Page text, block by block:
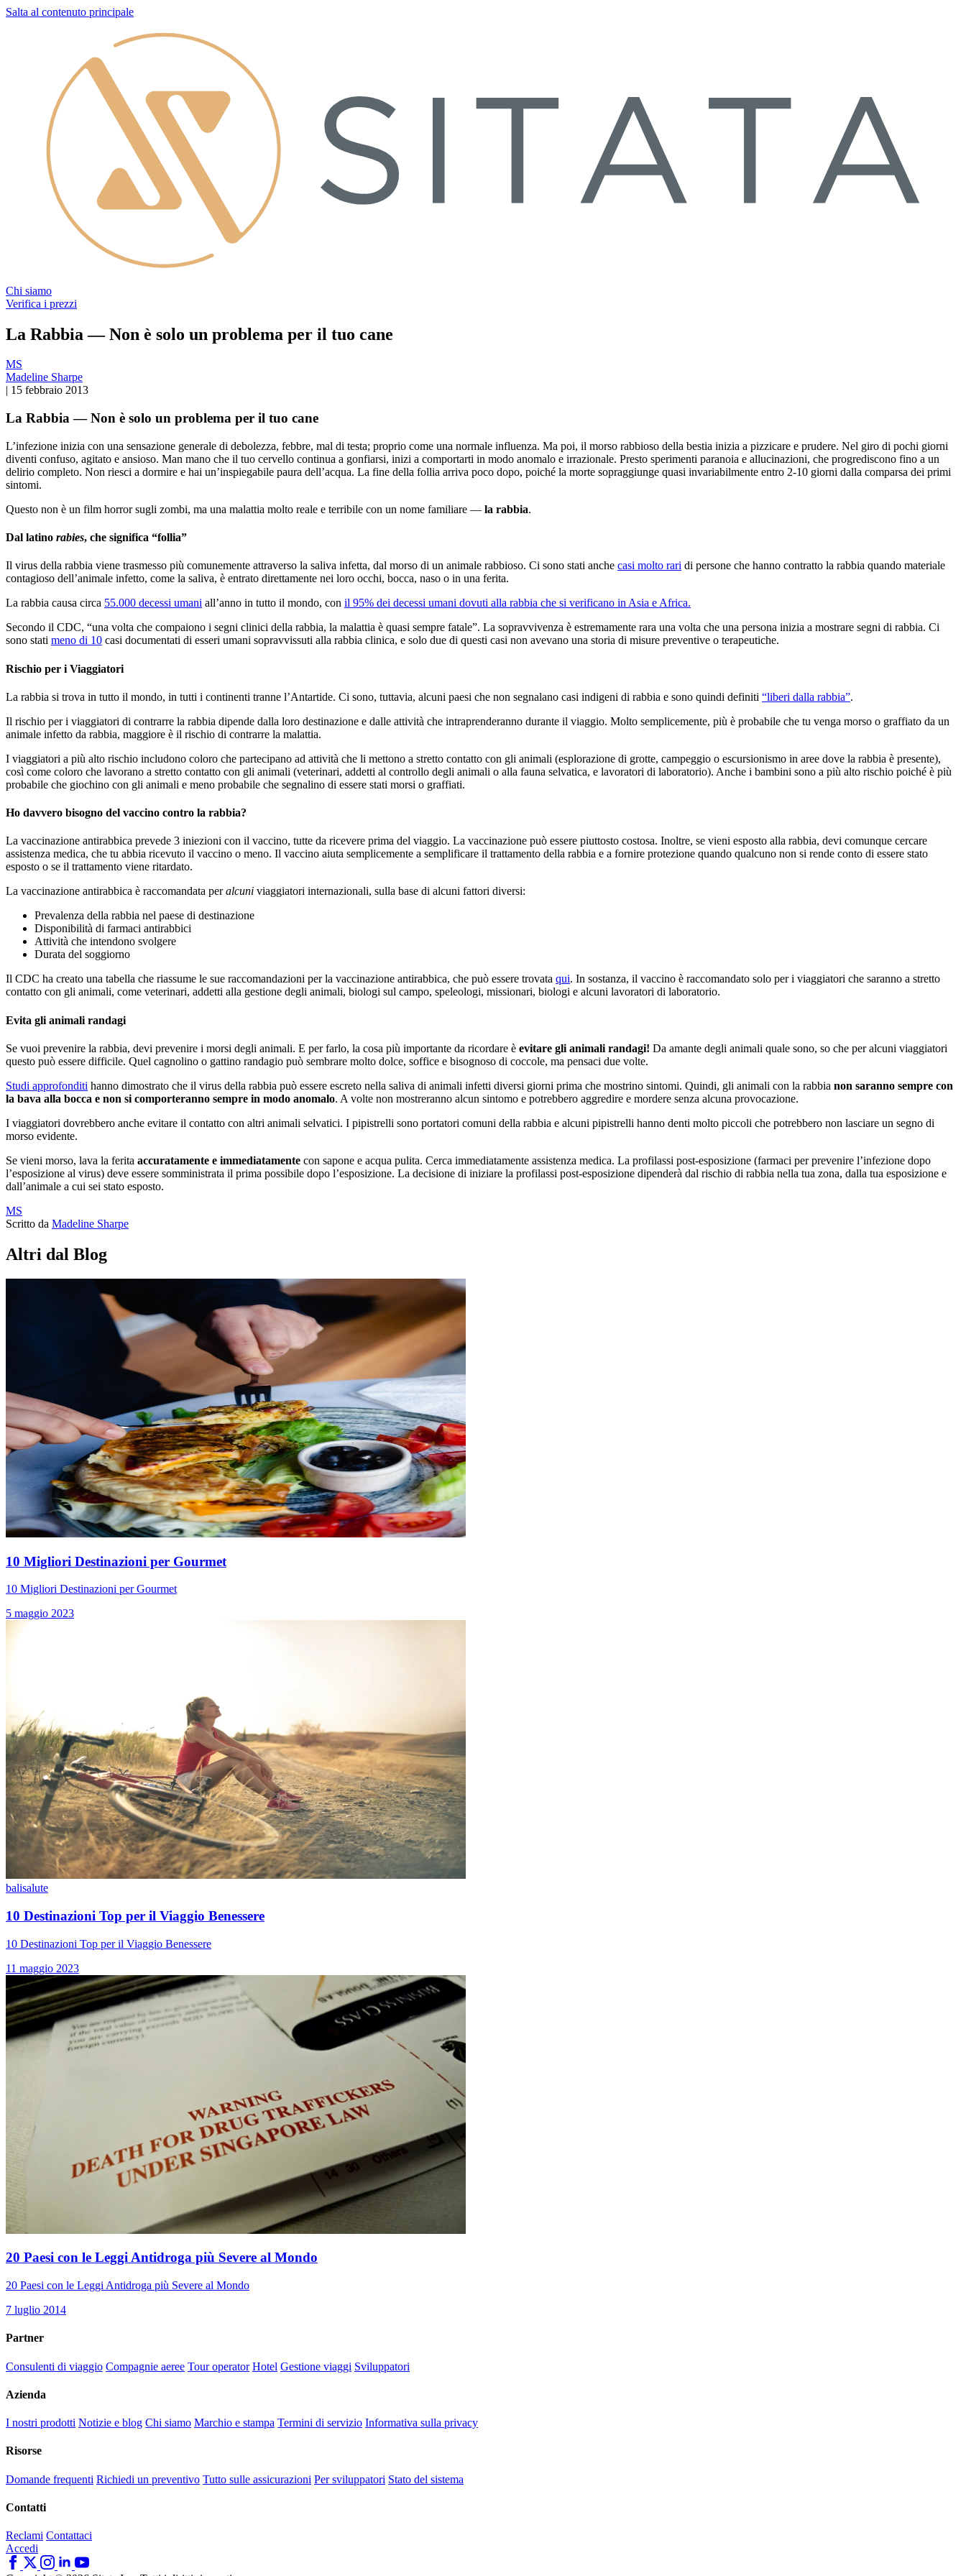
Salta al contenuto principale
Chi siamo
Verifica i prezzi
La Rabbia — Non è solo un problema per il tuo cane
MS
Madeline Sharpe
| 15 febbraio 2013
La Rabbia — Non è solo un problema per il tuo cane
L’infezione inizia con una sensazione generale di debolezza, febbre, mal di testa; proprio come una normale influenza. Ma poi, il morso rabbioso della bestia inizia a pizzicare e prudere. Nel giro di pochi giorni
diventi confuso, agitato e ansioso. Man mano che il tuo cervello continua a gonfiarsi, inizi a comportarti in modo anomalo e irrazionale. Presto sperimenti paranoia e allucinazioni, che progrediscono fino a un
delirio completo. Non riesci a dormire e hai un’inspiegabile paura dell’acqua. La fine della follia arriva poco dopo, poiché la morte sopraggiunge quasi invariabilmente entro 2-10 giorni dalla comparsa dei primi
sintomi.
Questo non è un film horror sugli zombi, ma una malattia molto reale e terribile con un nome familiare — la rabbia.
Dal latino rabies, che significa “follia”
Il virus della rabbia viene trasmesso più comunemente attraverso la saliva infetta, dal morso di un animale rabbioso. Ci sono stati anche casi molto rari di persone che hanno contratto la rabbia quando materiale
contagioso dell’animale infetto, come la saliva, è entrato direttamente nei loro occhi, bocca, naso o in una ferita.
La rabbia causa circa 55.000 decessi umani all’anno in tutto il mondo, con il 95% dei decessi umani dovuti alla rabbia che si verificano in Asia e Africa.
Secondo il CDC, “una volta che compaiono i segni clinici della rabbia, la malattia è quasi sempre fatale”. La sopravvivenza è estremamente rara una volta che una persona inizia a mostrare segni di rabbia. Ci
sono stati meno di 10 casi documentati di esseri umani sopravvissuti alla rabbia clinica, e solo due di questi casi non avevano una storia di misure preventive o terapeutiche.
Rischio per i Viaggiatori
La rabbia si trova in tutto il mondo, in tutti i continenti tranne l’Antartide. Ci sono, tuttavia, alcuni paesi che non segnalano casi indigeni di rabbia e sono quindi definiti “liberi dalla rabbia”.
Il rischio per i viaggiatori di contrarre la rabbia dipende dalla loro destinazione e dalle attività che intraprenderanno durante il viaggio. Molto semplicemente, più è probabile che tu venga morso o graffiato da un
animale infetto da rabbia, maggiore è il rischio di contrarre la malattia.
I viaggiatori a più alto rischio includono coloro che partecipano ad attività che li mettono a stretto contatto con gli animali (esplorazione di grotte, campeggio o escursionismo in aree dove la rabbia è presente),
così come coloro che lavorano a stretto contatto con gli animali (veterinari, addetti al controllo degli animali o alla fauna selvatica, e lavoratori di laboratorio). Anche i bambini sono a più alto rischio poiché è più
probabile che giochino con gli animali e meno probabile che segnalino di essere stati morsi o graffiati.
Ho davvero bisogno del vaccino contro la rabbia?
La vaccinazione antirabbica prevede 3 iniezioni con il vaccino, tutte da ricevere prima del viaggio. La vaccinazione può essere piuttosto costosa. Inoltre, se vieni esposto alla rabbia, devi comunque cercare
assistenza medica, che tu abbia ricevuto il vaccino o meno. Il vaccino aiuta semplicemente a semplificare il trattamento della rabbia e a fornire protezione quando qualcuno non si rende conto di essere stato
esposto o se il trattamento viene ritardato.
La vaccinazione antirabbica è raccomandata peralcuni viaggiatori internazionali, sulla base di alcuni fattori diversi:
Prevalenza della rabbia nel paese di destinazione
Disponibilità di farmaci antirabbici
Attività che intendono svolgere
Durata del soggiorno
Il CDC ha creato una tabella che riassume le sue raccomandazioni per la vaccinazione antirabbica, che può essere trovata qui. In sostanza, il vaccino è raccomandato solo per i viaggiatori che saranno a stretto
contatto con gli animali, come veterinari, addetti alla gestione degli animali, biologi sul campo, speleologi, missionari, biologi e alcuni lavoratori di laboratorio.
Evita gli animali randagi
Se vuoi prevenire la rabbia, devi prevenire i morsi degli animali. E per farlo, la cosa più importante da ricordare è evitare gli animali randagi! Da amante degli animali quale sono, so che per alcuni viaggiatori
questo può essere difficile. Quel cagnolino o gattino randagio può sembrare molto dolce, soffice e bisognoso di coccole, ma pensaci due volte.
Studi approfonditi hanno dimostrato che il virus della rabbia può essere escreto nella saliva di animali infetti diversi giorni prima che mostrino sintomi. Quindi, gli animali con la rabbia non saranno sempre con
la bava alla bocca e non si comporteranno sempre in modo anomalo. A volte non mostreranno alcun sintomo e potrebbero aggredire e mordere senza alcuna provocazione.
I viaggiatori dovrebbero anche evitare il contatto con altri animali selvatici. I pipistrelli sono portatori comuni della rabbia e alcuni pipistrelli hanno denti molto piccoli che potrebbero non lasciare un segno di
morso evidente.
Se vieni morso, lava la ferita accuratamente e immediatamente con sapone e acqua pulita. Cerca immediatamente assistenza medica. La profilassi post-esposizione (farmaci per prevenire l’infezione dopo
l’esposizione al virus) deve essere somministrata il prima possibile dopo l’esposizione. La decisione di iniziare la profilassi post-esposizione dipenderà dal rischio di rabbia nella tua zona, dalla tua esposizione e
dall’animale a cui sei stato esposto.
MS
Scritto da Madeline Sharpe
Altri dal Blog
10 Migliori Destinazioni per Gourmet
10 Migliori Destinazioni per Gourmet
5 maggio 2023
balisalute
10 Destinazioni Top per il Viaggio Benessere
10 Destinazioni Top per il Viaggio Benessere
11 maggio 2023
20 Paesi con le Leggi Antidroga più Severe al Mondo
20 Paesi con le Leggi Antidroga più Severe al Mondo
7 luglio 2014
Partner
Consulenti di viaggio Compagnie aeree Tour operator Hotel Gestione viaggi Sviluppatori
Azienda
I nostri prodotti Notizie e blog Chi siamo Marchio e stampa Termini di servizio Informativa sulla privacy
Risorse
Domande frequenti Richiedi un preventivo Tutto sulle assicurazioni Per sviluppatori Stato del sistema
Contatti
Reclami Contattaci
Accedi